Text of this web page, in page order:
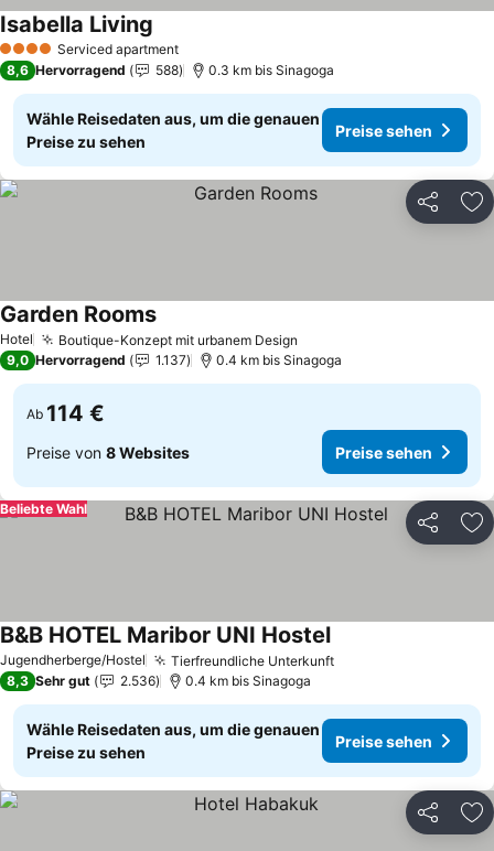
4 Sterne Serviced apartment
Isabella Living
8,6 Hervorragend 588 0.3 km bis Sinagoga
Wähle Reisedaten aus, um die genauen
Preise zu sehen
Preise sehen
Teilen
Hotel Boutique-Konzept mit urbanem Design
Garden RoomsPreise sehen
9,0 Hervorragend 1.137 0.4 km bis Sinagoga
Ab 114 €
Preise von 8 Websites Preise sehen
Teilen
Beliebte Wahl
Jugendherberge/Hostel Tierfreundliche UnterkunftPreise sehen
B&B HOTEL Maribor UNI HostelPreise sehen
8,3 Sehr gut 2.536 0.4 km bis Sinagoga
Wähle Reisedaten aus, um die genauen
Preise zu sehen
Preise sehen
Teilen